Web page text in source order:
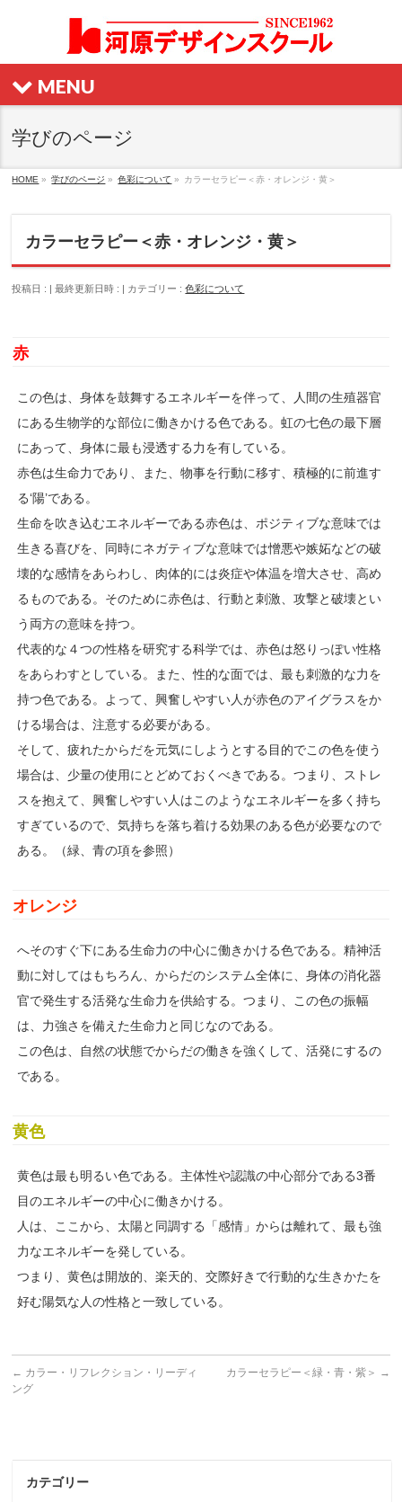
MENU
学びのページ
HOME » 学びのページ » 色彩について » カラーセラピー＜赤・オレンジ・黄＞
カラーセラピー＜赤・オレンジ・黄＞
投稿日 : 最終更新日時 : カテゴリー :色彩について
赤
この色は、身体を鼓舞するエネルギーを伴って、人間の生殖器官
にある生物学的な部位に働きかける色である。虹の七色の最下層
にあって、身体に最も浸透する力を有している。
赤色は生命力であり、また、物事を行動に移す、積極的に前進す
る‘陽’である。
生命を吹き込むエネルギーである赤色は、ポジティブな意味では
生きる喜びを、同時にネガティブな意味では憎悪や嫉妬などの破
壊的な感情をあらわし、肉体的には炎症や体温を増大させ、高め
るものである。そのために赤色は、行動と刺激、攻撃と破壊とい
う両方の意味を持つ。
代表的な４つの性格を研究する科学では、赤色は怒りっぽい性格
をあらわすとしている。また、性的な面では、最も刺激的な力を
持つ色である。よって、興奮しやすい人が赤色のアイグラスをか
ける場合は、注意する必要がある。
そして、疲れたからだを元気にしようとする目的でこの色を使う
場合は、少量の使用にとどめておくべきである。つまり、ストレ
スを抱えて、興奮しやすい人はこのようなエネルギーを多く持ち
すぎているので、気持ちを落ち着ける効果のある色が必要なので
ある。（緑、青の項を参照）
オレンジ
へそのすぐ下にある生命力の中心に働きかける色である。精神活
動に対してはもちろん、からだのシステム全体に、身体の消化器
官で発生する活発な生命力を供給する。つまり、この色の振幅
は、力強さを備えた生命力と同じなのである。
この色は、自然の状態でからだの働きを強くして、活発にするの
である。
黄色
黄色は最も明るい色である。主体性や認識の中心部分である3番
目のエネルギーの中心に働きかける。
人は、ここから、太陽と同調する「感情」からは離れて、最も強
力なエネルギーを発している。
つまり、黄色は開放的、楽天的、交際好きで行動的な生きかたを
好む陽気な人の性格と一致している。
← カラー・リフレクション・リーディ
ング
カラーセラピー＜緑・青・紫＞ →
カテゴリー